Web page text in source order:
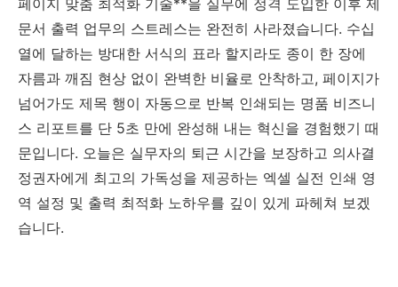
페이지 맞춤 최적화 기술**을 실무에 정격 도입한 이후 제
문서 출력 업무의 스트레스는 완전히 사라졌습니다. 수십
열에 달하는 방대한 서식의 표라 할지라도 종이 한 장에
자름과 깨짐 현상 없이 완벽한 비율로 안착하고, 페이지가
넘어가도 제목 행이 자동으로 반복 인쇄되는 명품 비즈니
스 리포트를 단 5초 만에 완성해 내는 혁신을 경험했기 때
문입니다. 오늘은 실무자의 퇴근 시간을 보장하고 의사결
정권자에게 최고의 가독성을 제공하는 엑셀 실전 인쇄 영
역 설정 및 출력 최적화 노하우를 깊이 있게 파헤쳐 보겠
습니다.